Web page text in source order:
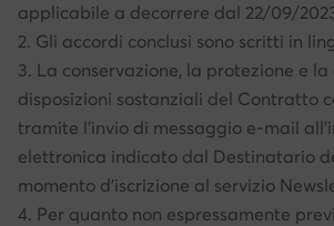
applicabile a decorrere dal 22/09/
2. Gli accordi conclusi sono scritti in
3. La conservazione, la protezione e
disposizioni sostanziali del Contratto
tramite l’invio di messaggio e-mail
elettronica indicato dal Destinatario
momento d’iscrizione al servizio
4. Per quanto non espressamente